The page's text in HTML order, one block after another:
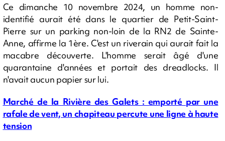
Ce dimanche 10 novembre 2024, un homme non-
identifié aurait été dans le quartier de Petit-Saint-
Pierre sur un parking non-loin de la RN2 de Sainte-
Anne, affirme la 1ère. C'est un riverain qui aurait fait la
macabre découverte. L'homme serait âgé d'une
quarantaine d'années et portait des dreadlocks. Il
n'avait aucun papier sur lui.
Marché de la Rivière des Galets : emporté par une
rafale de vent, un chapiteau percute une ligne à haute
tension